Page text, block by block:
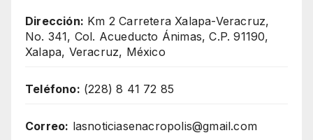
Dirección: Km 2 Carretera Xalapa-Veracruz,
No. 341, Col. Acueducto Ánimas, C.P. 91190,
Xalapa, Veracruz, México
Teléfono: (228) 8 41 72 85
Correo: lasnoticiasenacropolis@gmail.com